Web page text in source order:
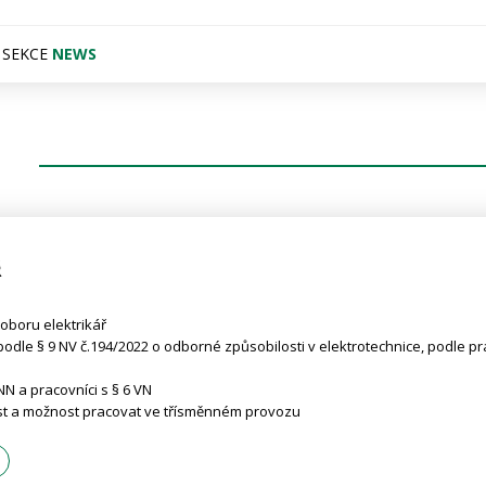
NEWS
elektrikář
§ 9 NV č.194/2022 o odborné způsobilosti v elektrotechnice, podle
a pracovníci s § 6 VN
a možnost pracovat ve třísměnném provozu
- ZÁMEČNÍK
strojírenském/technickém oboru, v oboru zámečník
ve strojní technické výkresové dokumentaci
na obdobné pozici
a možnost pracovat ve třísměnném provozu